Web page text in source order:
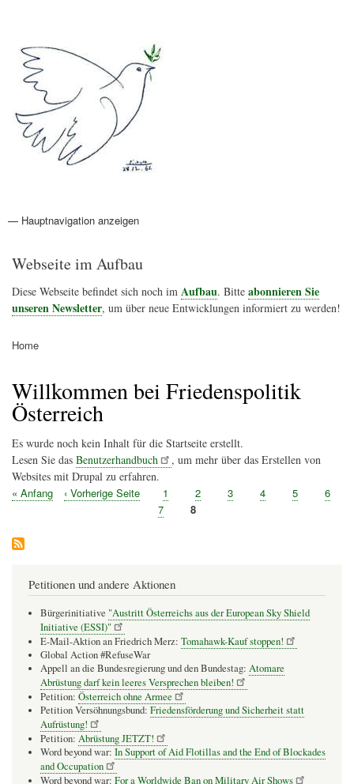
Hauptnavigation
— Hauptnavigation anzeigen
Aktionen
Friedensbewegung
Friedensprojekte
Home
Konflikte
Links
Narichtenlinks
News
Politik
Termine
Texte
Kunst
Friedensexperten
Friedensforschung
Friedensinitiativen
Friedensnachrichten
Webseite im Aufbau
Diese Webseite befindet sich noch im Aufbau. Bitte abonnieren Sie
unseren Newsletter, um über neue Entwicklungen informiert zu werden!
Home
Willkommen bei Friedenspolitik
Österreich
Es wurde noch kein Inhalt für die Startseite erstellt.
Lesen Sie das Benutzerhandbuch
, um mehr über das Erstellen von
Websites mit Drupal zu erfahren.
Seitennummerierung
Erste
« Anfang
Vorherige
‹ Vorherige Seite Seite
1 Seite
2 Seite
3 Seite
4 Seite
5 Seite
6
Seite
7 Seite
8
Petitionen und andere Aktionen
Bürgerinitiative "Austritt Österreichs aus der European Sky Shield
Initiative (ESSI)"
E-Mail-Aktion an Friedrich Merz: Tomahawk-Kauf stoppen!
Global Action #RefuseWar
Appell an die Bundesregierung und den Bundestag: Atomare
Abrüstung darf kein leeres Versprechen bleiben!
Petition: Österreich ohne Armee
Petition Versöhnungsbund: Friedensförderung und Sicherheit statt
Aufrüstung!
Petition: Abrüstung JETZT!
Word beyond war: In Support of Aid Flotillas and the End of Blockades
and Occupation
Word beyond war: For a Worldwide Ban on Military Air Shows